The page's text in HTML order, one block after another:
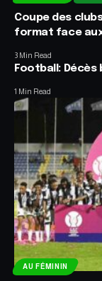
Coupe des
format face
3 Min Read
Football: Décès
1 Min Read
AU FÉMININ